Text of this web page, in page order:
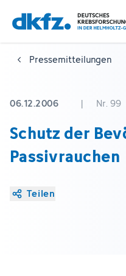
Zum
Hauptinhalt
springen
Zur
Fußzeile
springen
Pressemitteilungen
06.12.2006 | Nr. 99
Schutz der
Passivrauchen
Teilen